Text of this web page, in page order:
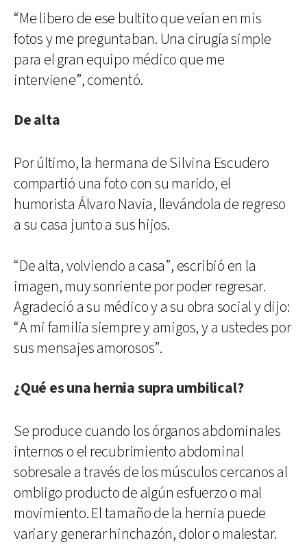
“Me libero de ese bultito que veían en mis
fotos y me preguntaban. Una cirugía simple
para el gran equipo médico que me
interviene”, comentó.
De alta
Por último, la hermana de Silvina Escudero
compartió una foto con su marido, el
humorista Álvaro Navia, llevándola de regreso
a su casa junto a sus hijos.
“De alta, volviendo a casa”, escribió en la
imagen, muy sonriente por poder regresar.
Agradeció a su médico y a su obra social y dijo:
“A mi familia siempre y amigos, y a ustedes por
sus mensajes amorosos”.
¿Qué es una hernia supra umbilical?
Se produce cuando los órganos abdominales
internos o el recubrimiento abdominal
sobresale a través de los músculos cercanos al
ombligo producto de algún esfuerzo o mal
movimiento. El tamaño de la hernia puede
variar y generar hinchazón, dolor o malestar.